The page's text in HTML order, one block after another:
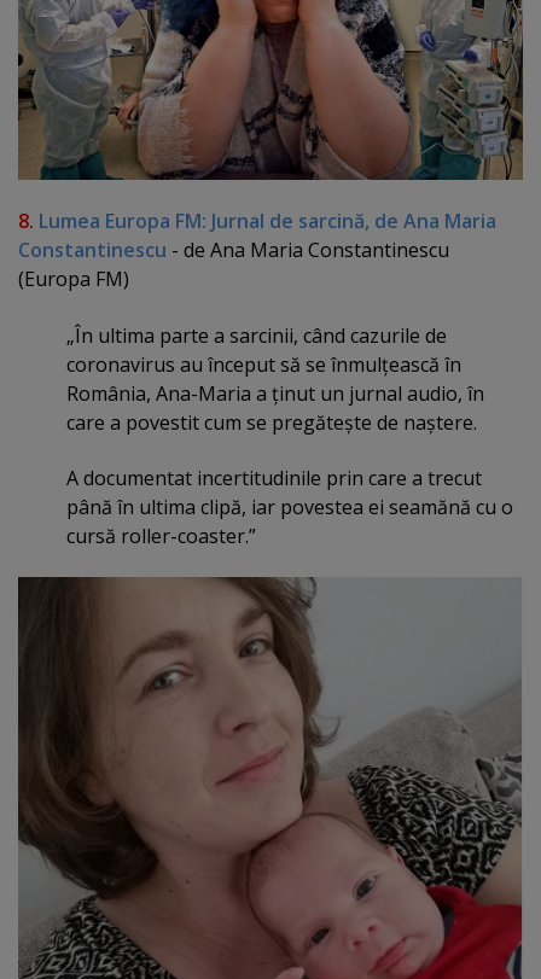
8. Lumea Europa FM: Jurnal de sarcină, de Ana Maria
Constantinescu - de Ana Maria Constantinescu
(Europa FM)
„În ultima parte a sarcinii, când cazurile de
coronavirus au început să se înmulţească în
România, Ana-Maria a ţinut un jurnal audio, în
care a povestit cum se pregăteşte de naştere.
A documentat incertitudinile prin care a trecut
până în ultima clipă, iar povestea ei seamănă cu o
cursă roller-coaster.”